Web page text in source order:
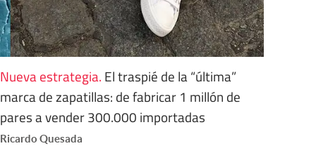
Nueva estrategia. El traspié de la “última”
marca de zapatillas: de fabricar 1 millón de
pares a vender 300.000 importadas
Ricardo Quesada